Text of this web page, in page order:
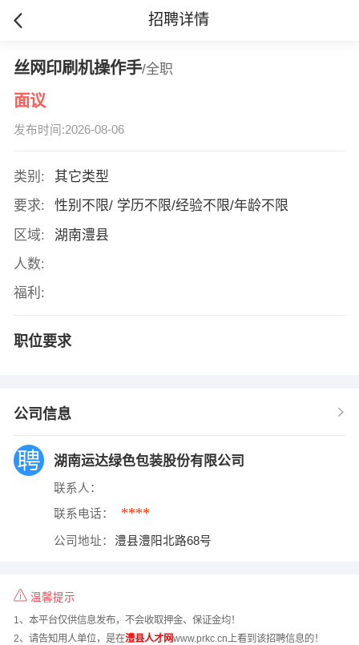
招聘详情
丝网印刷机操作手/全职
面议
发布时间:2026-08-06
类别:
其它类型
要求:
性别不限/ 学历不限/经验不限/年龄不限
区域:
湖南澧县
人数:
福利:
职位要求
公司信息
湖南运达绿色包装股份有限公司
联系人：
联系电话： ****
公司地址： 澧县澧阳北路68号
温馨提示
1、本平台仅供信息发布，不会收取押金、保证金均！
2、请告知用人单位，是在澧县人才网www.prkc.cn上看到该招聘信息的！